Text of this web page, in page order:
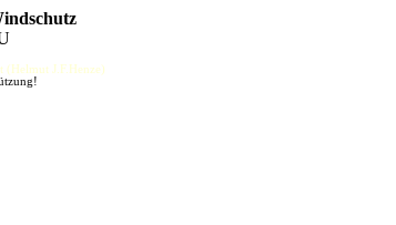
(Helmut J.F.Henze)